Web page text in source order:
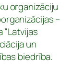
organizāciju
–
un
biedrība.